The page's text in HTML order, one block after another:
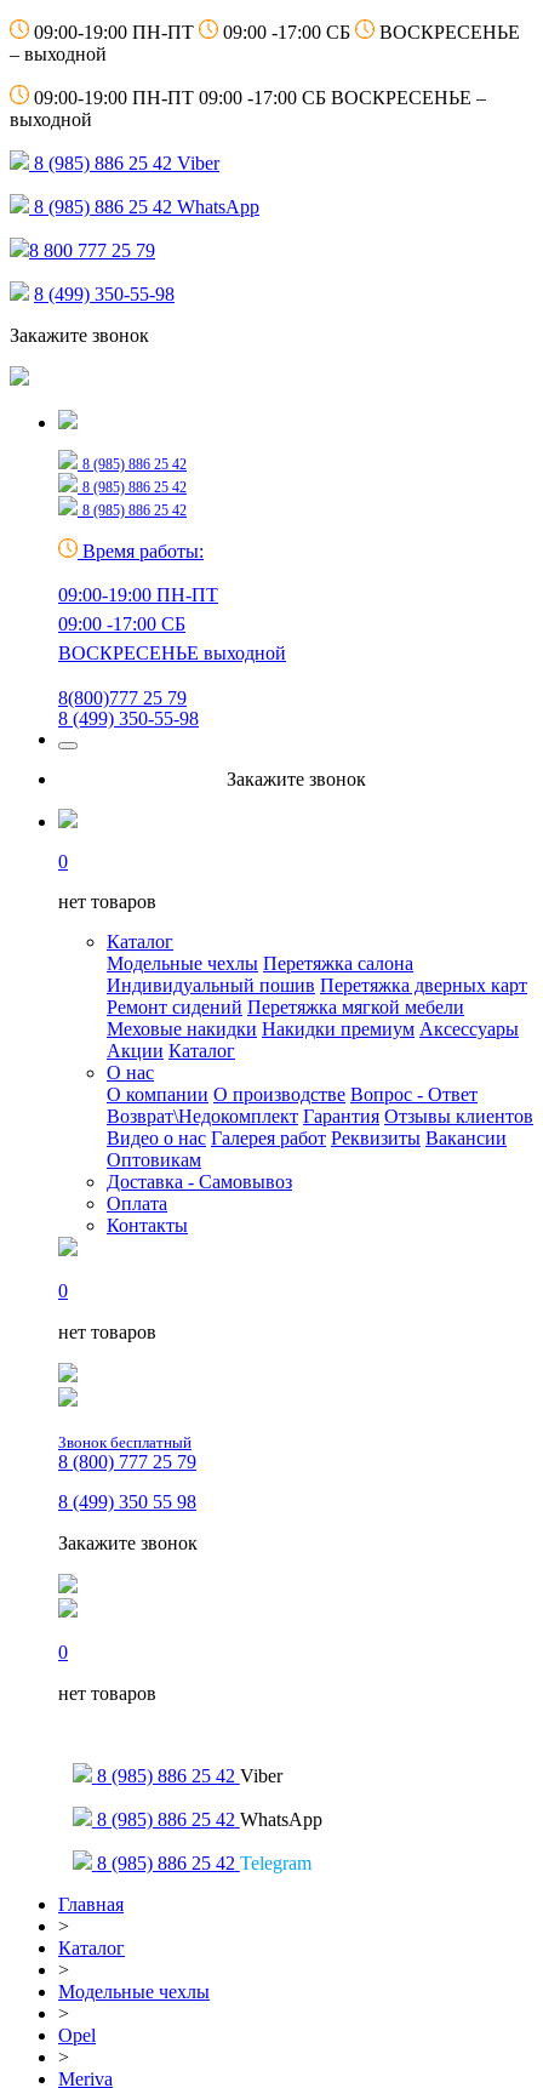
09:00-19:00 ПН-ПТ 09:00 -17:00 СБ
ВОСКРЕСЕНЬЕ
– выходной
09:00-19:00 ПН-ПТ 09:00 -17:00 СБ ВОСКРЕСЕНЬЕ –
выходной
8 (985) 886 25 42 Viber
8 (985) 886 25 42 WhatsApp
8 800 777 25 79
8 (499) 350-55-98
Закажите звонок
8 (985) 886 25 42
8 (985) 886 25 42
8 (985) 886 25 42
Время работы:
09:00-19:00 ПН-ПТ
09:00 -17:00 СБ
ВОСКРЕСЕНЬЕ выходной
8(800)777 25 79
8 (499) 350-55-98
Закажите звонок
0
нет товаров
Каталог
Модельные чехлы Перетяжка салона
Индивидуальный пошив Перетяжка дверных карт
Ремонт сидений Перетяжка мягкой мебели
Меховые накидки Накидки премиум Аксессуары
Акции Каталог
О нас
О компании О производстве Вопрос - Ответ
Возврат\Недокомплект Гарантия Отзывы клиентов
Видео о нас Галерея работ Реквизиты Вакансии
Оптовикам
Доставка - Самовывоз
Оплата
Контакты
0
нет товаров
Звонок бесплатный
8 (800) 777 25 79
8 (499) 350 55 98
Закажите звонок
0
нет товаров
8 (985) 886 25 42 Viber
8 (985) 886 25 42 WhatsApp
8 (985) 886 25 42 Telegram
Главная
>
Каталог
>
Модельные чехлы
>
Opel
>
Meriva